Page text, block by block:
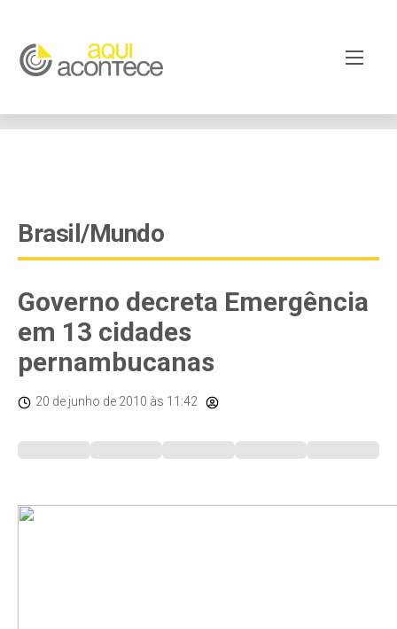
googleb82de9a22cec23e8.html
Brasil/Mundo
Governo decreta Emergência
em 13 cidades
pernambucanas
20 de junho de 2010 às 11:42